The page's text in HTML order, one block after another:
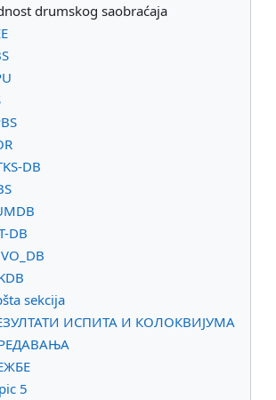
drumskog saobraćaja
DB
DB
sekcija
ИСПИТА И КОЛОКВИЈУМА
5